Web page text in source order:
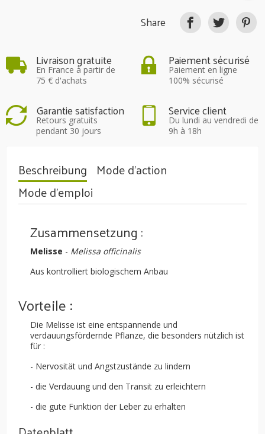
Share
Livraison gratuite
En France à partir de
75 € d'achats
Paiement sécurisé
Paiement en ligne
100% sécurisé
Garantie satisfaction
Retours gratuits
pendant 30 jours
Service client
Du lundi au vendredi de
9h à 18h
Beschreibung Mode d'action
Mode d'emploi
Zusammensetzung :
Melisse - Melissa officinalis
Aus kontrolliert biologischem Anbau
Vorteile :
Die Melisse ist eine entspannende und
verdauungsfördernde Pflanze, die besonders nützlich ist
für :
- Nervosität und Angstzustände zu lindern
- die Verdauung und den Transit zu erleichtern
- die gute Funktion der Leber zu erhalten